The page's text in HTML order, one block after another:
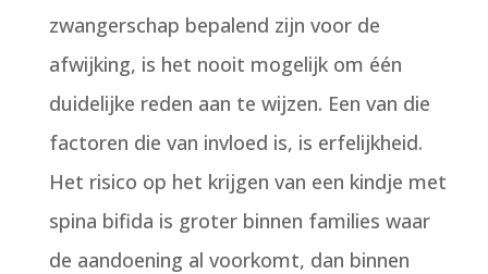
zwangerschap bepalend zijn voor de
afwijking, is het nooit mogelijk om één
duidelijke reden aan te wijzen. Een van die
factoren die van invloed is, is erfelijkheid.
Het risico op het krijgen van een kindje met
spina bifida is groter binnen families waar
de aandoening al voorkomt, dan binnen